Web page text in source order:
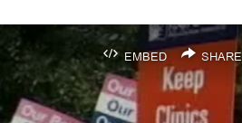
EMBED SHARE